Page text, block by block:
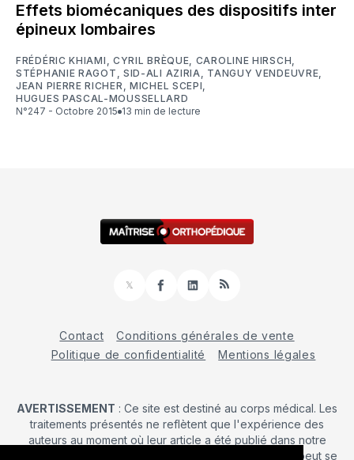
Effets biomécaniques des dispositifs inter
épineux lombaires
FRÉDÉRIC KHIAMI , CYRIL BRÈQUE, CAROLINE HIRSCH,
STÉPHANIE RAGOT , SID-ALI AZIRIA, TANGUY VENDEUVRE,
JEAN PIERRE RICHER,MICHEL SCEPI,
HUGUES PASCAL-MOUSSELLARD
N°247 - Octobre 2015
13 min de lecture
𝕏
FacebookLinkedInRSS
Contact
Conditions générales de vente
Politique de confidentialité
Mentions légales
AVERTISSEMENT : Ce site est destiné au corps médical. Les
traitements présentés ne reflètent que l'expérience des
auteurs au moment où leur article a été publié dans notre
journal. La décision d’une intervention chirurgicale ne peut se